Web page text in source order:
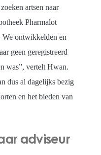
artsen naar
Pharmalot
We ontwikkelden en
geen geregistreerd
was”, vertelt Hwan.
dus al dagelijks bezig
en het bieden van
adviseur